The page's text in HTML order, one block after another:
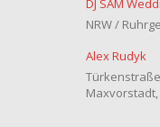
DJ SAM
NRW /
Alex Rudyk